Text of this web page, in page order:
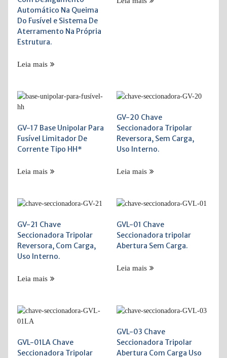
Automático Na Queima
Do Fusível e Sistema De
Aterramento Na Própria
Estrutura.
Leia mais
GV-17 Base Unipolar Para
Fusível Limitador De
Corrente Tipo HH*
Leia mais
GV-20 Chave
Seccionadora Tripolar
Reversora, Sem Carga,
Uso Interno.
Leia mais
GV-21 Chave
Seccionadora Tripolar
Reversora, Com Carga,
Uso Interno.
Leia mais
GVL-01 Chave
Seccionadora tripolar
Abertura Sem Carga.
Leia mais
GVL-01LA Chave
Seccionadora Tripolar
GVL-03 Chave
Seccionadora Tripolar
Abertura Com Carga Uso